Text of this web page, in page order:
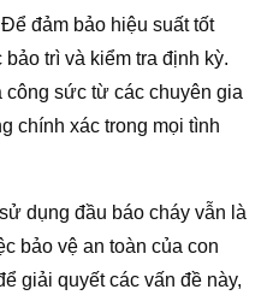
đảm bảo hiệu suất tốt
trì và kiểm tra định kỳ.
sức từ các chuyên gia
chính xác trong mọi tình
dụng đầu báo cháy vẫn là
bảo vệ an toàn của con
giải quyết các vấn đề này,